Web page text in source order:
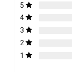
5
4
3
2
1